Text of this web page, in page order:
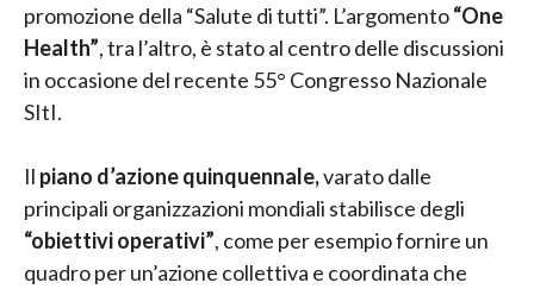
promozione della “Salute di tutti”. L’argomento“One
Health”, tra l’altro, è stato al centro delle discussioni
in occasione del recente 55° Congresso Nazionale
SItI.
Il piano d’azione quinquennale,varato dalle
principali organizzazioni mondiali stabilisce degli
“obiettivi operativi”, come per esempio fornire un
quadro per un’azione collettiva e coordinata che